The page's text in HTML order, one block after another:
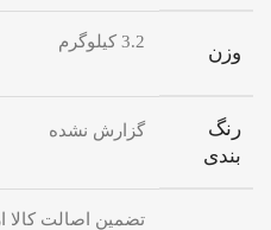
وزن 3.2 کیلوگرم
رنگ
بندی
گزارش نشده
تضمین اصالت کالا